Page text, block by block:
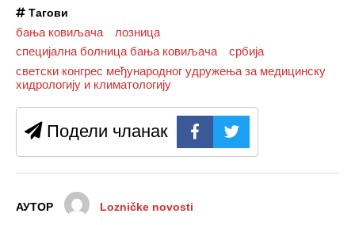
Тагови
бања ковиљача
лозница
специјална болница бања ковиљача
србија
светски конгрес међународног удружења за медицинску
хидрологију и климатологију
Подели чланак
АУТОР Lozničke novosti